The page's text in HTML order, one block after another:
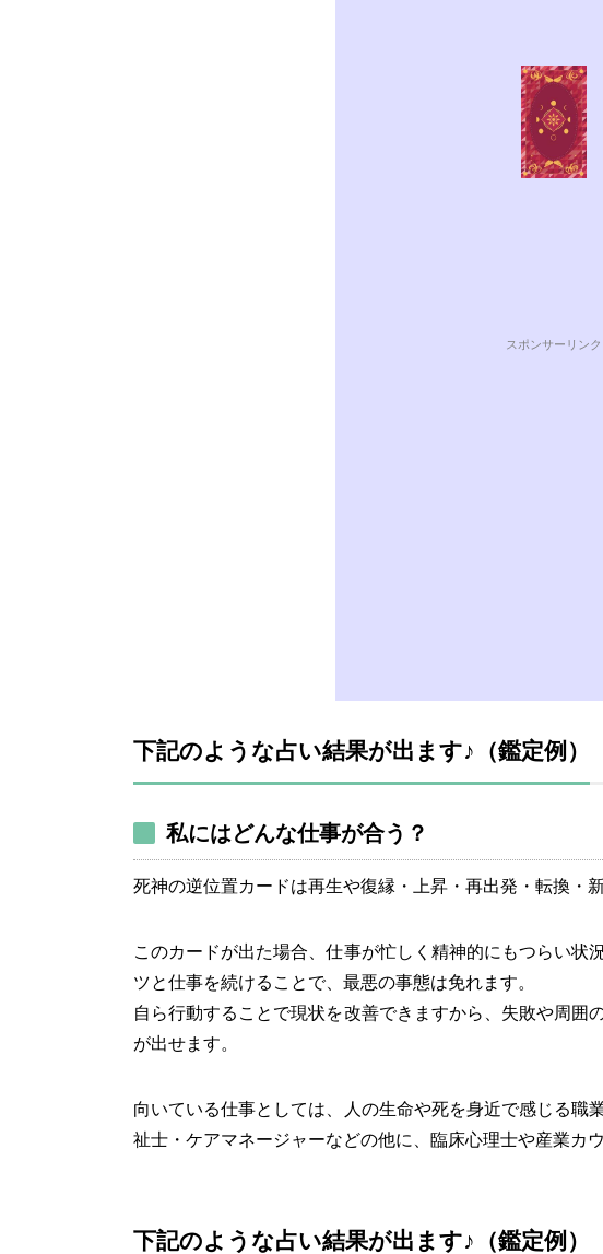
スポンサーリンク
下記のような占い結果が出ます♪（鑑定例）
私にはどんな仕事が合う？
死神の逆位置カードは再生や復縁・上昇・再出発・転換・
このカードが出た場合、仕事が忙しく精神的にもつらい状
ツと仕事を続けることで、最悪の事態は免れます。
自ら行動することで現状を改善できますから、失敗や周囲
が出せます。
向いている仕事としては、人の生命や死を身近で感じる職
祉士・ケアマネージャーなどの他に、臨床心理士や産業カ
下記のような占い結果が出ます♪（鑑定例）